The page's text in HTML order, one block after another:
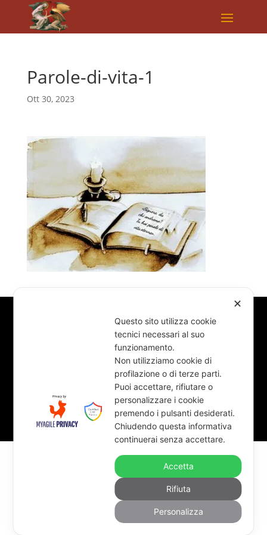
Parole-di-vita-1
Ott 30, 2023
©Figlie di carità della SS. Annunziata 2025
✕
Questo sito utilizza cookie
tecnici necessari al suo
funzionamento.
Non utilizziamo cookie di
profilazione o di terze parti.
Puoi accettare, rifiutare o
personalizzare i cookie
premendo i pulsanti desiderati.
Chiudendo questa informativa
continuerai senza accettare.
Accetta
Rifiuta
Personalizza